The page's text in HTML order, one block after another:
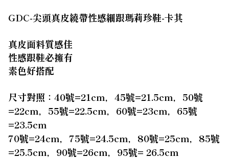
GDC-尖頭真皮繞帶性感細跟瑪莉珍鞋-卡其
真皮面料質感佳
性感跟鞋必擁有
素色好搭配
尺寸對照： 40號=21cm， 45號=21.5cm， 50號
=22cm， 55號=22.5cm， 60號=23cm， 65號
=23.5cm
70號=24cm， 75號=24.5cm， 80號=25cm， 85號
=25.5cm， 90號=26cm， 95號= 26.5cm